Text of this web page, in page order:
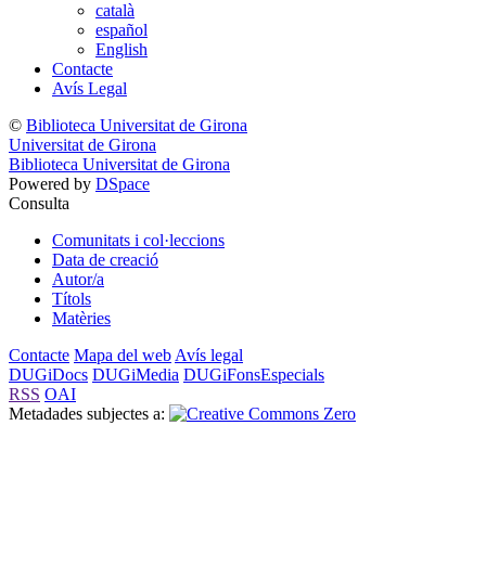
català
español
English
Contacte
Avís Legal
© Biblioteca Universitat de Girona
Universitat de Girona
Biblioteca Universitat de Girona
Powered by DSpace
Consulta
Comunitats i col·leccions
Data de creació
Autor/a
Títols
Matèries
Contacte Mapa del web Avís legal
DUGiDocs DUGiMedia DUGiFonsEspecials
RSS OAI
Metadades subjectes a: